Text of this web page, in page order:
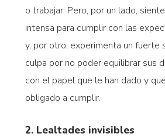
o trabajar. Pero, por un lado,
intensa para cumplir con las
y, por otro, experimenta un fuerte
culpa por no poder equilibrar sus
con el papel que le han dado y
obligado a cumplir.
2. Lealtades invisibles